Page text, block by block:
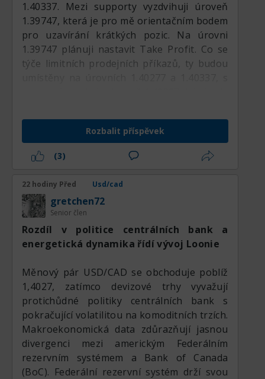
Channel Index potvrzuje vysoce
pravděpodobný long vstup s rizikem těsně
chráněným pod 1,3950.
1.40337. Mezi supporty vyzdvihuji úroveň
1.39747, která je pro mě orientačním bodem
pro uzavírání krátkých pozic. Na úrovni
1.39747 plánuji nastavit Take Profit. Co se
týče limitních prodejních příkazů, ty budou
obchody!
Rozbalit příspěvek
(3)
22 hodiny Před Usd/cad
gretchen72
Senior člen
Rozdíl v politice centrálních bank a
energetická dynamika řídí vývoj Loonie
Měnový pár USD/CAD se obchoduje poblíž
1,4027, zatímco devizové trhy vyvažují
protichůdné politiky centrálních bank s
pokračující volatilitou na komoditních trzích.
Makroekonomická data zdůrazňují jasnou
divergenci mezi americkým Federálním
rezervním systémem a Bank of Canada
(BoC). Federální rezervní systém drží svou